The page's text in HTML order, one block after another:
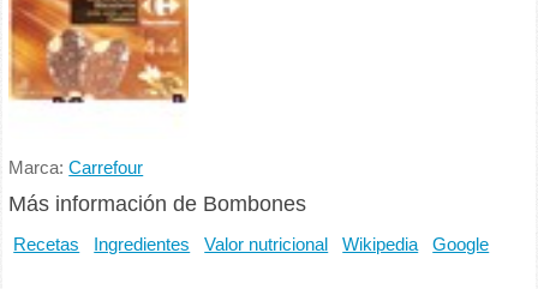
Marca:Carrefour
Más información de Bombones
Recetas Ingredientes Valor nutricional Wikipedia Google